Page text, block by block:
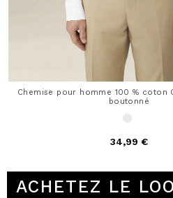
Chemise pour homme 100 % coton
boutonné
34,99 €
ACHETEZ LE